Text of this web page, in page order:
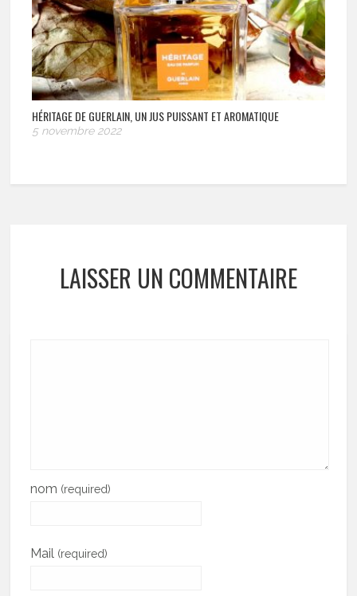
HÉRITAGE DE GUERLAIN, UN JUS PUISSANT ET AROMATIQUE
5 novembre 2022
LAISSER UN COMMENTAIRE
nom (required)
Mail (required)